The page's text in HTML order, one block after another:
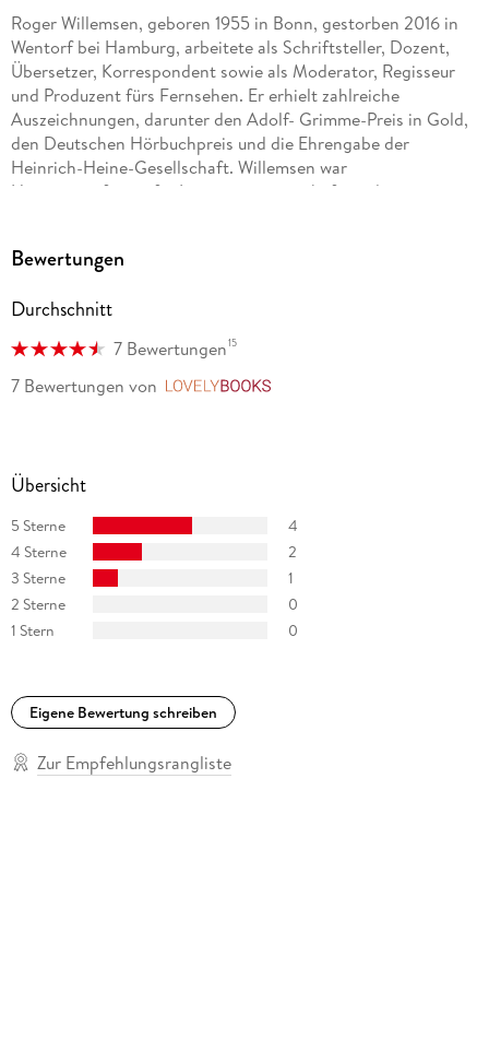
Roger Willemsen, geboren 1955 in Bonn, gestorben 2016 in
Wentorf bei Hamburg, arbeitete als Schriftsteller, Dozent,
Übersetzer, Korrespondent sowie als Moderator, Regisseur
und Produzent fürs Fernsehen. Er erhielt zahlreiche
Auszeichnungen, darunter den Adolf- Grimme-Preis in Gold,
den Deutschen Hörbuchpreis und die Ehrengabe der
Heinrich-Heine-Gesellschaft. Willemsen war
Honorarprofessor für Literaturwissenschaft an der
Soloprogrammen auf der Bühne.
Bewertungen
Durchschnitt
7 Bewertungen15
7 Bewertungen von
Übersicht
5 Sterne
4
4 Sterne
2
3 Sterne
1
2 Sterne
0
1 Stern
0
Eigene Bewertung schreiben
Zur Empfehlungsrangliste